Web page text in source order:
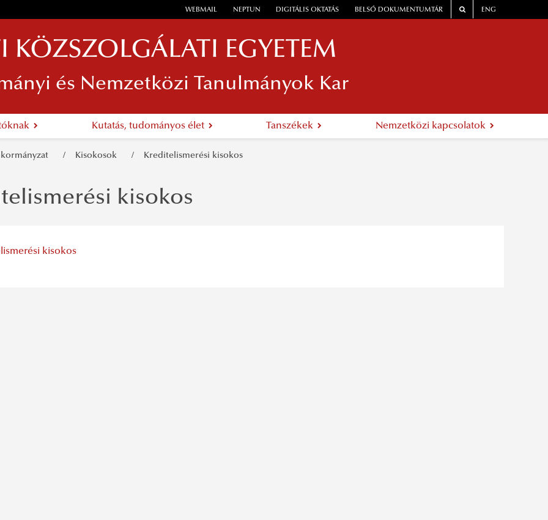
WEBMAIL NEPTUN DIGITÁLIS OKTATÁS BELSŐ DOKUMENTUMTÁR ENG
KÖZSZOLGÁLATI EGYETEM
és Nemzetközi Tanulmányok Kar
Kutatás, tudományos élet Tanszékek Nemzetközi kapcsolatok
Kisokosok Kreditelismerési kisokos
kisokos
kisokos